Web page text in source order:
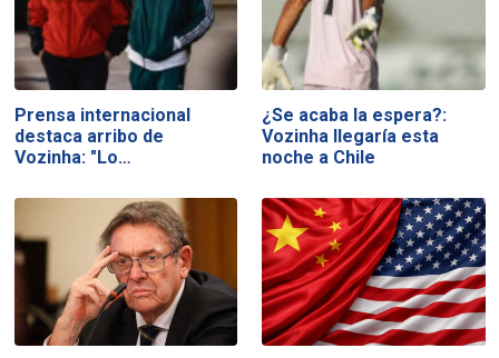
Prensa internacional
destaca arribo de
Vozinha: "Lo…
¿Se acaba la espera?:
Vozinha llegaría esta
noche a Chile